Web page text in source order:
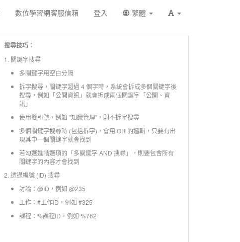
數位學習網客服信箱 登入 繁體
搜尋技巧：
1. 關鍵字搜尋
多關鍵字用空白分隔
拆字搜尋，關鍵字超過 4 個字時，系統會拆成多個關鍵字後
搜尋，例如「公開資訊」就會拆成兩個關鍵字「公開、資
訊」
使用雙引號，例如 "知識管理"，則不拆字搜尋
多個關鍵字搜尋時 (包括拆字)，會用 OR 的邏輯，只要有出
現其中一個關鍵字就會找到
若勾選進階選項的「多關鍵字 AND 搜尋」，則要包含所有
關鍵字的內容才會找到
2. 透過編號 (ID) 搜尋
討論：@ID，例如 @235
工作：#工作ID，例如 #325
課程：%課程ID，例如 %762